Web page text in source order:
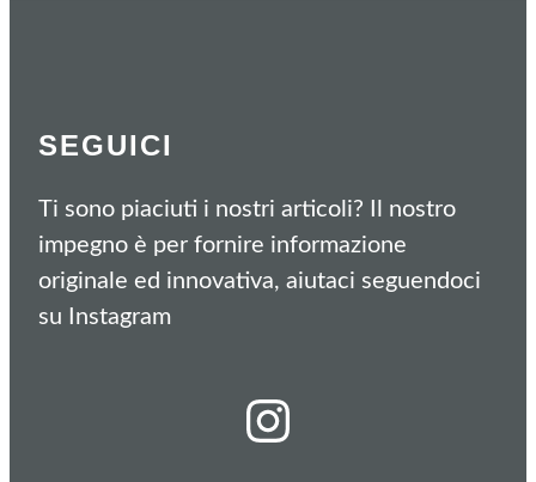
SEGUICI
Ti sono piaciuti i nostri articoli? Il nostro
impegno è per fornire informazione
originale ed innovativa, aiutaci seguendoci
su Instagram
Instagram